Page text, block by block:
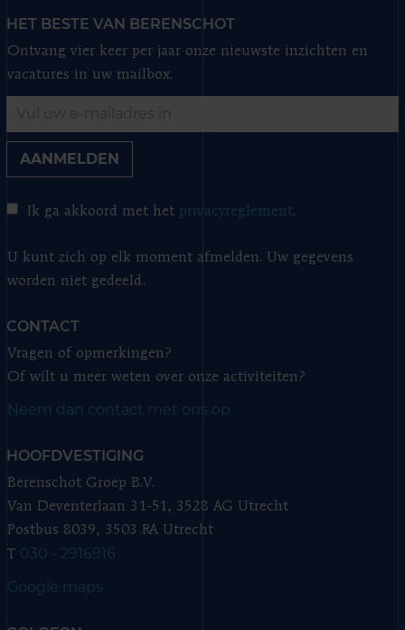
HET BESTE VAN BERENSCHOT
Ontvang vier keer per jaar onze nieuwste inzichten en
vacatures in uw mailbox.
AANMELDEN
Ik ga akkoord met het privacyreglement.
U kunt zich op elk moment afmelden. Uw gegevens
worden niet gedeeld.
CONTACT
Vragen of opmerkingen?
Of wilt u meer weten over onze activiteiten?
Neem dan contact met ons op.
HOOFDVESTIGING
Berenschot Groep B.V.
Van Deventerlaan 31-51, 3528 AG Utrecht
Postbus 8039, 3503 RA Utrecht
T 030 - 2916916
Google maps